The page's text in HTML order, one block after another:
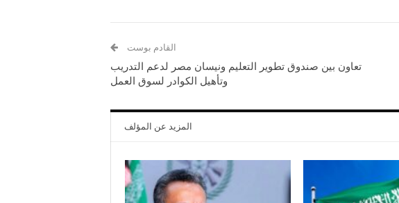
القادم بوست
تعاون بين صندوق تطوير التعليم ونيسان مصر لدعم التدريب
وتأهيل الكوادر لسوق العمل
المزيد عن المؤلف